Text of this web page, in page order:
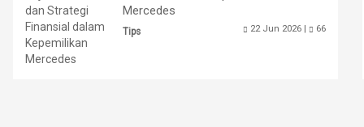
Mercedes
Tips 22 Jun 2026 | 66